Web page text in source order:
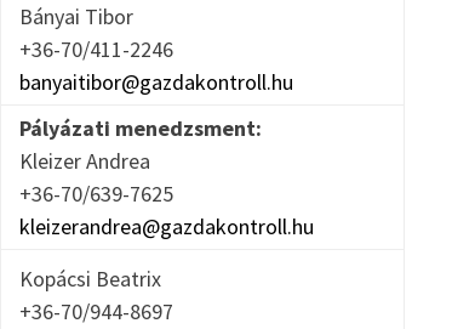
Bányai Tibor
+36-70/411-2246
banyaitibor@gazdakontroll.hu
Pályázati menedzsment:
Kleizer Andrea
+36-70/639-7625
kleizerandrea@gazdakontroll.hu
Kopácsi Beatrix
+36-70/944-8697